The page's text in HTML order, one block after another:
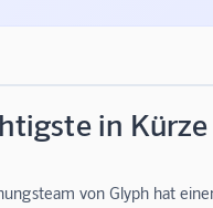
in Kürze
von Glyph hat